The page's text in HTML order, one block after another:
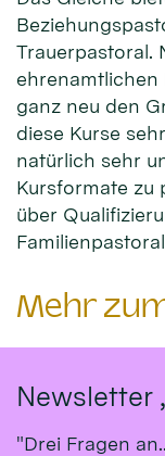
Trauerpastoral.
ehrenamtlichen
ganz neu den
diese Kurse
natürlich sehr
Kursformate zu
über
Mehr
Newsletter
"Drei Fragen